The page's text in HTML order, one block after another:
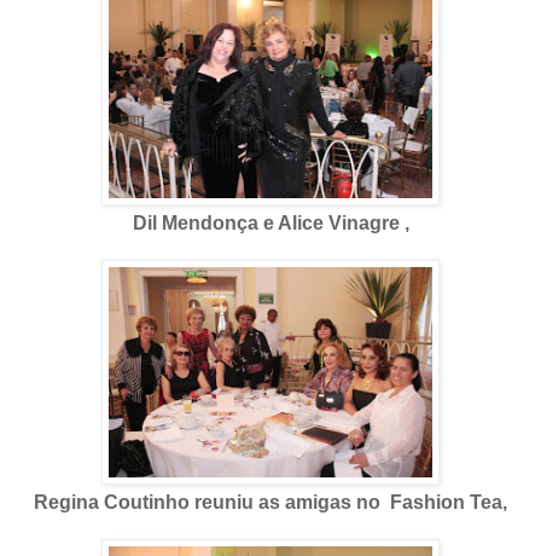
Dil Mendonça e Alice Vinagre ,
Regina Coutinho reuniu as amigas no Fashion Tea,